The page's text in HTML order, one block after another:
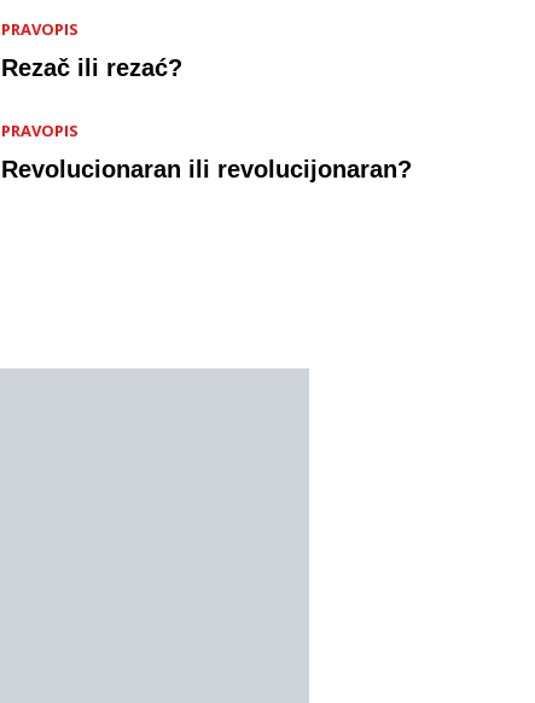
PRAVOPIS
Rezač ili rezać?
PRAVOPIS
Revolucionaran ili revolucijonaran?